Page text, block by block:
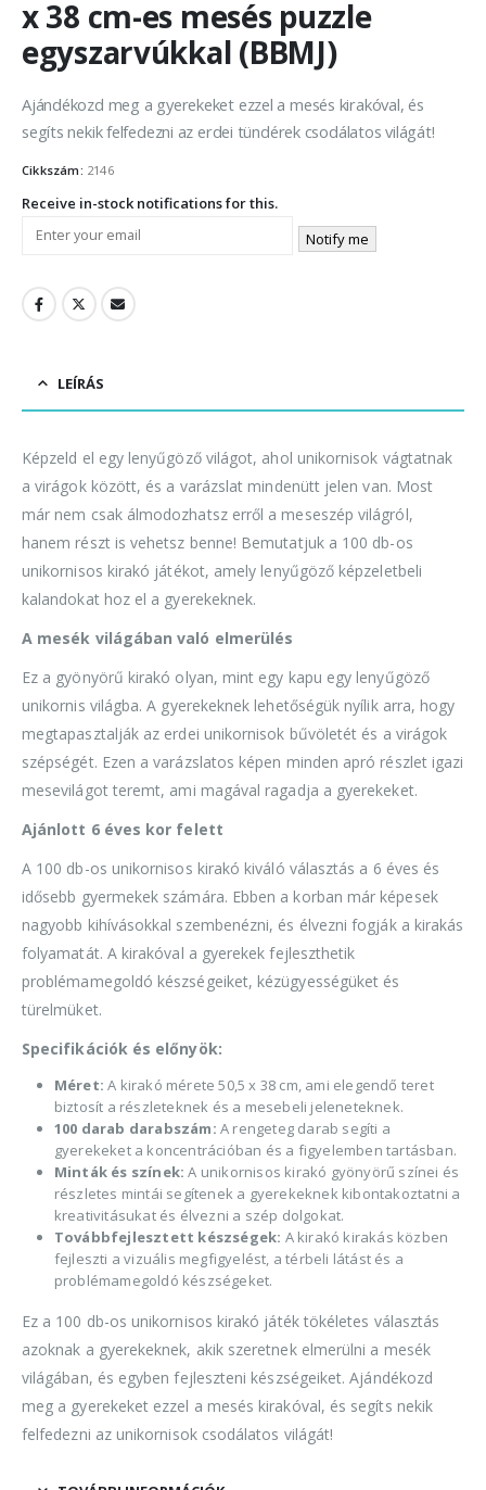
x 38 cm-es mesés puzzle
egyszarvúkkal (BBMJ)
Ajándékozd meg a gyerekeket ezzel a mesés kirakóval, és
segíts nekik felfedezni az erdei tündérek csodálatos világát!
Cikkszám: 2146
Receive in-stock notifications for this.
Notify me
LEÍRÁS
Képzeld el egy lenyűgöző világot, ahol unikornisok vágtatnak
a virágok között, és a varázslat mindenütt jelen van. Most
már nem csak álmodozhatsz erről a meseszép világról,
hanem részt is vehetsz benne! Bemutatjuk a 100 db-os
unikornisos kirakó játékot, amely lenyűgöző képzeletbeli
kalandokat hoz el a gyerekeknek.
A mesék világában való elmerülés
Ez a gyönyörű kirakó olyan, mint egy kapu egy lenyűgöző
unikornis világba. A gyerekeknek lehetőségük nyílik arra, hogy
megtapasztalják az erdei unikornisok bűvöletét és a virágok
szépségét. Ezen a varázslatos képen minden apró részlet igazi
mesevilágot teremt, ami magával ragadja a gyerekeket.
Ajánlott 6 éves kor felett
A 100 db-os unikornisos kirakó kiváló választás a 6 éves és
idősebb gyermekek számára. Ebben a korban már képesek
nagyobb kihívásokkal szembenézni, és élvezni fogják a kirakás
folyamatát. A kirakóval a gyerekek fejleszthetik
problémamegoldó készségeiket, kézügyességüket és
türelmüket.
Specifikációk és előnyök:
Méret: A kirakó mérete 50,5 x 38 cm, ami elegendő teret
biztosít a részleteknek és a mesebeli jeleneteknek.
100 darab darabszám: A rengeteg darab segíti a
gyerekeket a koncentrációban és a figyelemben tartásban.
Minták és színek: A unikornisos kirakó gyönyörű színei és
részletes mintái segítenek a gyerekeknek kibontakoztatni a
kreativitásukat és élvezni a szép dolgokat.
Továbbfejlesztett készségek: A kirakó kirakás közben
fejleszti a vizuális megfigyelést, a térbeli látást és a
problémamegoldó készségeket.
Ez a 100 db-os unikornisos kirakó játék tökéletes választás
azoknak a gyerekeknek, akik szeretnek elmerülni a mesék
világában, és egyben fejleszteni készségeiket. Ajándékozd
meg a gyerekeket ezzel a mesés kirakóval, és segíts nekik
felfedezni az unikornisok csodálatos világát!